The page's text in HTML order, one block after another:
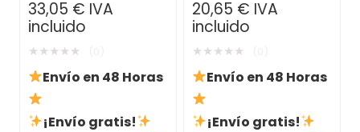
Pantalla Táctil, 3
Aumentos y Rotación
Ajustable
33,05 € IVA
incluido
★★★★★
Envío en 48 Horas
¡Envío gratis!
Diseño Transpirable y
Alivio de Presión
20,65 € IVA
incluido
★★★★★
Envío en 48 Horas
¡Envío gratis!